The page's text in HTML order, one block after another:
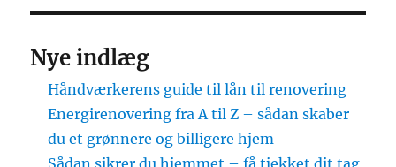
Nye indlæg
Håndværkerens guide til lån til renovering
Energirenovering fra A til Z – sådan skaber
du et grønnere og billigere hjem